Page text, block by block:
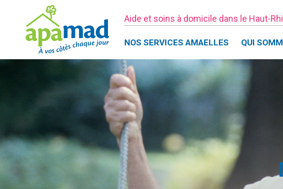
Aide et soins à domicile dans le Haut-
NOS SERVICES AMAELLES QUI